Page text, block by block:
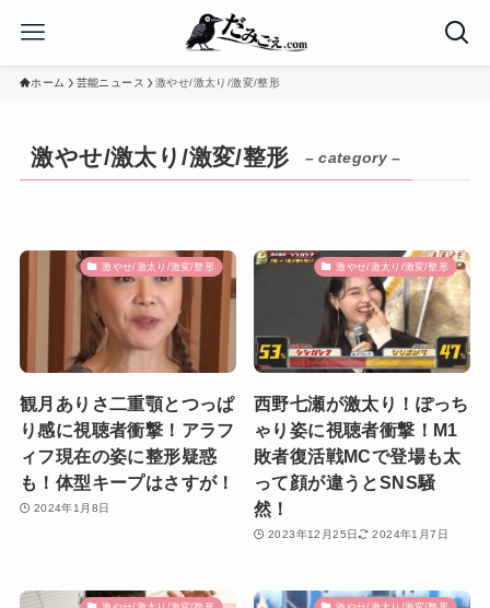
ホーム 芸能ニュース 激やせ/激太り/激変/整形
激やせ/激太り/激変/整形 – category –
激やせ/激太り/激変/整形
観月ありさ二重顎とつっぱ
り感に視聴者衝撃！アラフ
ィフ現在の姿に整形疑惑
も！体型キープはさすが！
2024年1月8日
激やせ/激太り/激変/整形
西野七瀬が激太り！ぽっち
ゃり姿に視聴者衝撃！M1
敗者復活戦MCで登場も太
って顔が違うとSNS騒
然！
2023年12月25日 2024年1月7日